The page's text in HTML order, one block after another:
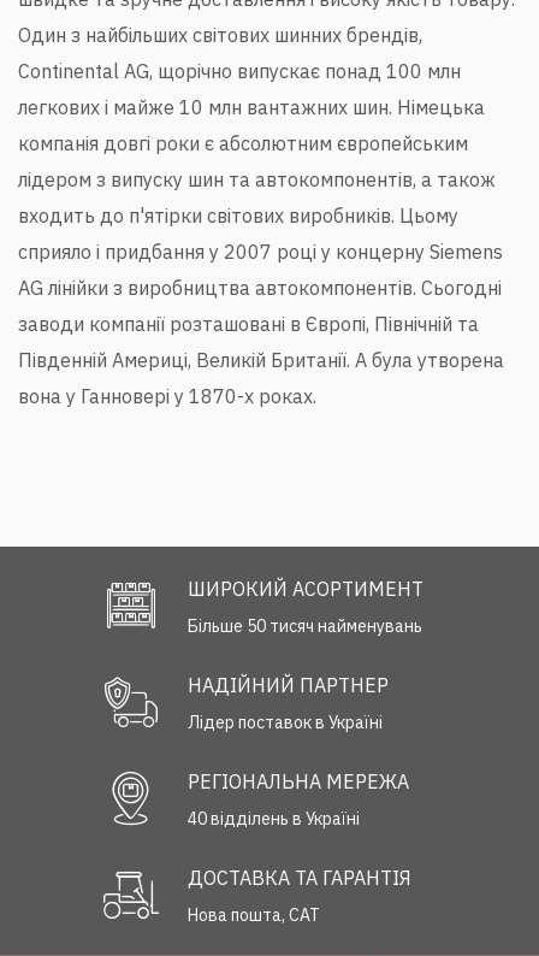
Один з найбільших світових шинних брендів,
Continental AG, щорічно випускає понад 100 млн
легкових і майже 10 млн вантажних шин. Німецька
компанія довгі роки є абсолютним європейським
лідером з випуску шин та автокомпонентів, а також
входить до п'ятірки світових виробників. Цьому
сприяло і придбання у 2007 році у концерну Siemens
AG лінійки з виробництва автокомпонентів. Сьогодні
заводи компанії розташовані в Європі, Північній та
Південній Америці, Великій Британії. А була утворена
вона у Ганновері у 1870-х роках.
ШИРОКИЙ АСОРТИМЕНТ
Більше 50 тисяч найменувань
НАДІЙНИЙ ПАРТНЕР
Лідер поставок в Україні
РЕГІОНАЛЬНА МЕРЕЖА
40 відділень в Україні
ДОСТАВКА ТА ГАРАНТІЯ
Нова пошта, САТ